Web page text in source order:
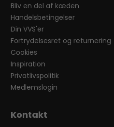
Bliv en del af kæden
Handelsbetingelser
Din VVS'er
Fortrydelsesret og returnering
Cookies
Inspiration
Privatlivspolitik
Medlemslogin